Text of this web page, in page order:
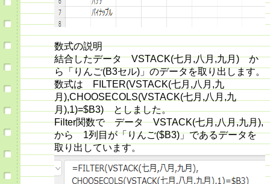
数式の説明
結合したデータ VSTACK(七月,八月,九月) か
ら「りんご(B3セル)」のデータを取り出します。
数式は FILTER(VSTACK(七月,八月,九
月),CHOOSECOLS(VSTACK(七月,八月,九
月),1)=$B3) としました。
Filter関数で データ VSTACK(七月,八月,九月),
から 1列目が「りんご($B3)」であるデータを
取り出しています。